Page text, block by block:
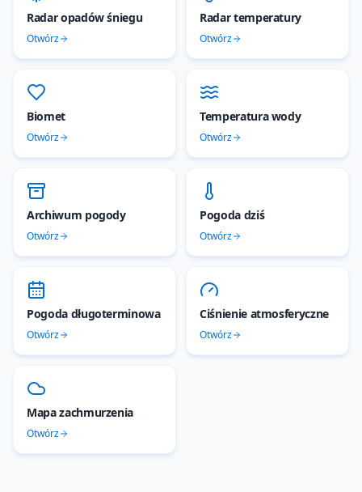
Radar opadów śniegu
Otwórz
Radar temperatury
Otwórz
Biomet
Otwórz
Temperatura wody
Otwórz
Archiwum pogody
Otwórz
Pogoda dziś
Otwórz
Pogoda długoterminowa
Otwórz
Ciśnienie atmosferyczne
Otwórz
Mapa zachmurzenia
Otwórz